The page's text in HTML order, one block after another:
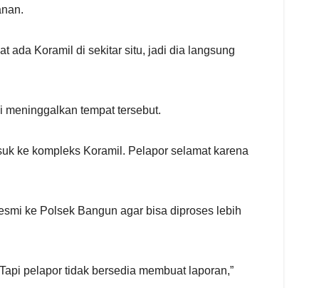
ada Koramil di sekitar situ, jadi dia langsung
tempat tersebut.
ke kompleks Koramil. Pelapor selamat karena
ke Polsek Bangun agar bisa diproses lebih
pelapor tidak bersedia membuat laporan,”